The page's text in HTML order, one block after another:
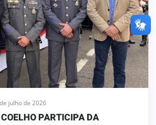
julho de 2026
PARTICIPA DA